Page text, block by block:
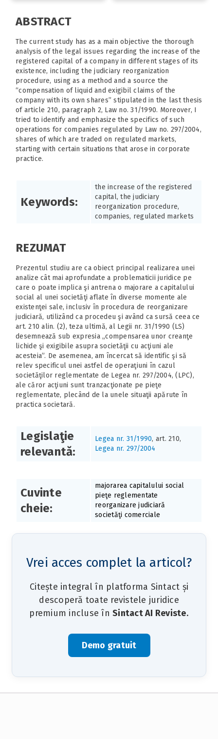
ABSTRACT
The current study has as a main objective the thorough
analysis of the legal issues regarding the increase of the
registered capital of a company in different stages of its
existence, including the judiciary reorganization
procedure, using as a method and a source the
“compensation of liquid and exigibil claims of the
company with its own shares” stipulated in the last thesis
of article 210, paragraph 2, Law no. 31/1990. Moreover, I
tried to identify and emphasize the specifics of such
operations for companies regulated by Law no. 297/2004,
shares of which are traded on regulated markets,
starting with certain situations that arose in corporate
practice.
Keywords:
the increase of the registered
capital, the judiciary
reorganization procedure,
companies, regulated markets
REZUMAT
Prezentul studiu are ca obiect principal realizarea unei
analize cât mai aprofundate a problematicii juridice pe
care o poate implica şi antrena o majorare a capitalului
social al unei societăţi aflate în diverse momente ale
existenţei sale, inclusiv în procedura de reorganizare
judiciară, utilizând ca procedeu şi având ca sursă ceea ce
art. 210 alin. (2), teza ultimă, al Legii nr. 31/1990 (LS)
desemnează sub expresia „compensarea unor creanţe
lichide şi exigibile asupra societăţii cu acţiuni ale
acesteia”. De asemenea, am încercat să identific şi să
relev specificul unei astfel de operaţiuni în cazul
societăţilor reglementate de Legea nr. 297/2004, (LPC),
ale căror acţiuni sunt tranzacţionate pe pieţe
reglementate, plecând de la unele situaţii apărute în
practica societară.
Legislaţie
relevantă:
Legea nr. 31/1990, art. 210,
Legea nr. 297/2004
Cuvinte
cheie:
majorarea capitalului social
pieţe reglementate
reorganizare judiciară
societăţi comerciale
Vrei acces complet la articol?
Citește integral în platforma Sintact și
descoperă toate revistele juridice
premium incluse în Sintact AI Reviste.
Demo gratuit